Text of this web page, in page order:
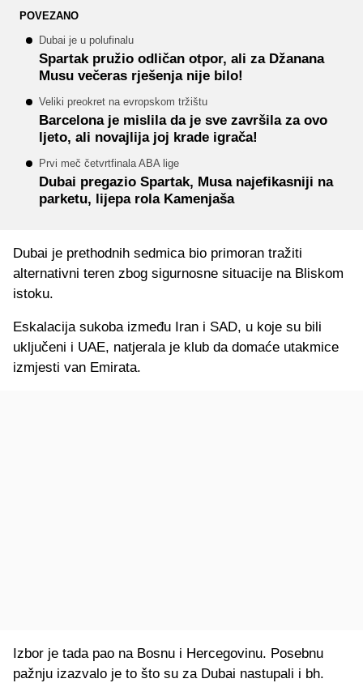
POVEZANO
Dubai je u polufinalu
Spartak pružio odličan otpor, ali za Džanana
Musu večeras rješenja nije bilo!
Veliki preokret na evropskom tržištu
Barcelona je mislila da je sve završila za ovo
ljeto, ali novajlija joj krade igrača!
Prvi meč četvrtfinala ABA lige
Dubai pregazio Spartak, Musa najefikasniji na
parketu, lijepa rola Kamenjaša
Dubai je prethodnih sedmica bio primoran tražiti
alternativni teren zbog sigurnosne situacije na Bliskom
istoku.
Eskalacija sukoba između Iran i SAD, u koje su bili
uključeni i UAE, natjerala je klub da domaće utakmice
izmjesti van Emirata.
Izbor je tada pao na Bosnu i Hercegovinu. Posebnu
pažnju izazvalo je to što su za Dubai nastupali i bh.